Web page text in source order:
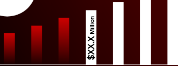
$XX.X
Million